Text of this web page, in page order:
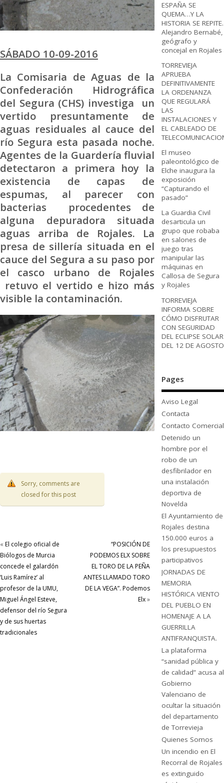
SÁBADO 10-09-2016
La Comisaria de Aguas de la
Confederación Hidrográfica
del Segura (CHS) investiga un
vertido presuntamente de
aguas residuales al cauce del
río Segura esta pasada noche.
Agentes de la Guardería fluvial
detectaron a primera hoy la
existencia de capas de
espumas, al parecer con
bacterias procedentes de
alguna depuradora situada
aguas arriba de Rojales. La
presa de sillería situada en el
cauce del Segura a su paso por
el casco urbano de Rojales
retuvo el vertido e hizo más
visible la contaminación.
Sorry, comments are
closed for this post
« El colegio oficial de
Biólogos de Murcia
concede el galardón
‘Luis Ramírez’ al
profesor de la UMU,
Miguel Ángel Esteve,
defensor del río Segura
y de sus huertas
tradicionales
“POSICIÓN DE
PODEMOS ELX SOBRE
EL TORO DE LA PEÑA
ANTES LLAMADO TORO
DE LA VEGA”. Podemos
Elx»
ESPAÑA SE
QUEMA…Y LA
HISTORIA SE REPITE.
Alejandro Bernabé,
geógrafo y
concejal en Rojales
TORREVIEJA
APRUEBA
DEFINITIVAMENTE
LA ORDENANZA
QUE REGULARÁ
LAS
INSTALACIONES Y
EL CABLEADO DE
El museo
paleontológico de
Elche inaugura la
exposición
“Capturando el
pasado”
La Guardia Civil
desarticula un
grupo que robaba
en salones de
juego tras
manipular las
máquinas en
Callosa de Segura
y Rojales
TORREVIEJA
INFORMA SOBRE
CÓMO DISFRUTAR
CON SEGURIDAD
DEL ECLIPSE SOLAR
DEL 12 DE AGOSTO
Pages
Aviso Legal
Contacta
Contacto Comercial
Detenido un
hombre por el
robo de un
desfibrilador en
una instalación
deportiva de
Novelda
El Ayuntamiento de
Rojales destina
150.000 euros a
los presupuestos
participativos
JORNADAS DE
MEMORIA
HISTÓRICA VIENTO
DEL PUEBLO EN
HOMENAJE A LA
GUERRILLA
ANTIFRANQUISTA.
La plataforma
“sanidad pública y
de calidad” acusa al
Gobierno
Valenciano de
ocultar la situación
del departamento
de Torrevieja
Quienes Somos
Un incendio en El
Recorral de Rojales
es extinguido